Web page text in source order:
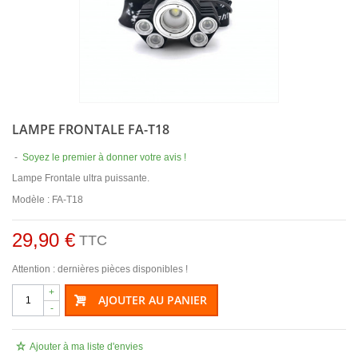
LAMPE FRONTALE FA-T18
- Soyez le premier à donner votre avis !
Lampe Frontale ultra puissante.
Modèle : FA-T18
29,90 € TTC
Attention : dernières pièces disponibles !
-
+ AJOUTER AU PANIER
Ajouter à ma liste d'envies